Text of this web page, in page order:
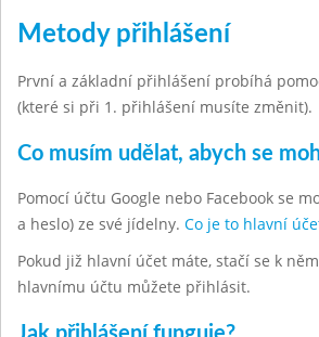
Metody přihlášení
První a základní přihlášení probíhá
(které si při 1. přihlášení musíte změnit).
Co musím udělat, abych se
Pomocí účtu Google nebo Facebook se
a heslo) ze své jídelny. Co je to hlavní
Pokud již hlavní účet máte, stačí se k
hlavnímu účtu můžete přihlásit.